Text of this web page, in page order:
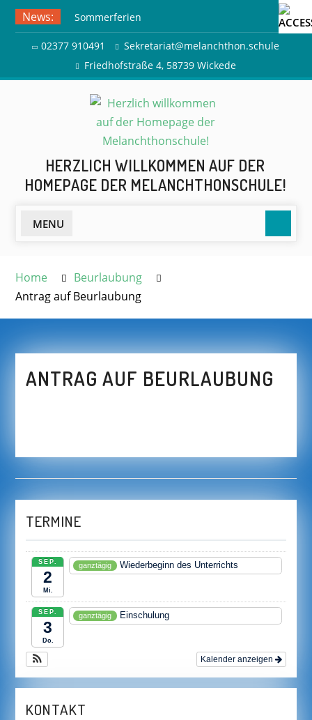
Skip
content
News:
Sommerferien
Ausflug zur Freilichtbühne
Herdringen
02377 910491
Sekretariat@melanchthon.schule
Friedhofstraße 4, 58739 Wickede
HERZLICH WILLKOMMEN AUF DER
HOMEPAGE DER MELANCHTHONSCHULE!
MENU
Home
Beurlaubung
Antrag auf Beurlaubung
ANTRAG AUF BEURLAUBUNG
TERMINE
SEP.
2
Mi.
ganztägig Wiederbeginn des Unterrichts
SEP.
3
Do.
ganztägig Einschulung
Kalender anzeigen
KONTAKT